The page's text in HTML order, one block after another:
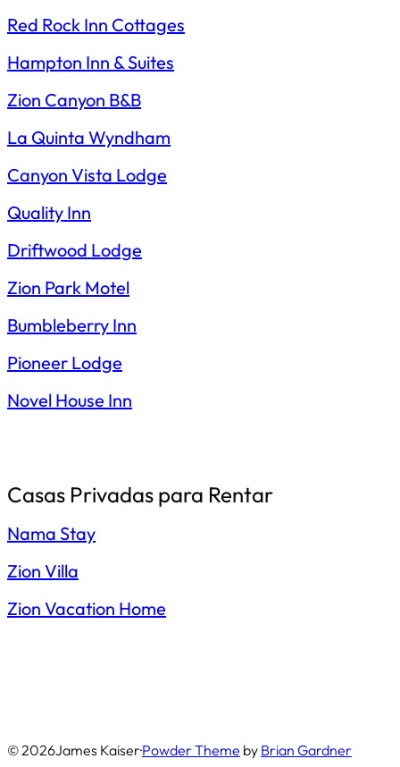
Red Rock Inn Cottages
Hampton Inn & Suites
Zion Canyon B&B
La Quinta Wyndham
Canyon Vista Lodge
Quality Inn
Driftwood Lodge
Zion Park Motel
Bumbleberry Inn
Pioneer Lodge
Novel House Inn
Casas Privadas para Rentar
Nama Stay
Zion Villa
Zion Vacation Home
© 2026James Kaiser·Powder Theme by Brian Gardner